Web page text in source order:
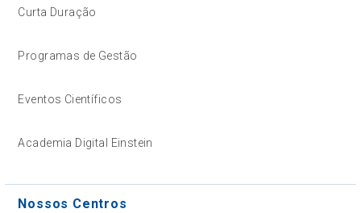
Curta Duração
Programas de Gestão
Eventos Científicos
Academia Digital Einstein
Nossos Centros